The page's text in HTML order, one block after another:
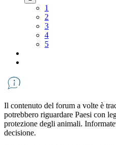
1
2
3
4
5
Il contenuto del forum a volte è
potrebbero riguardare Paesi con
protezione degli animali.
decisione.